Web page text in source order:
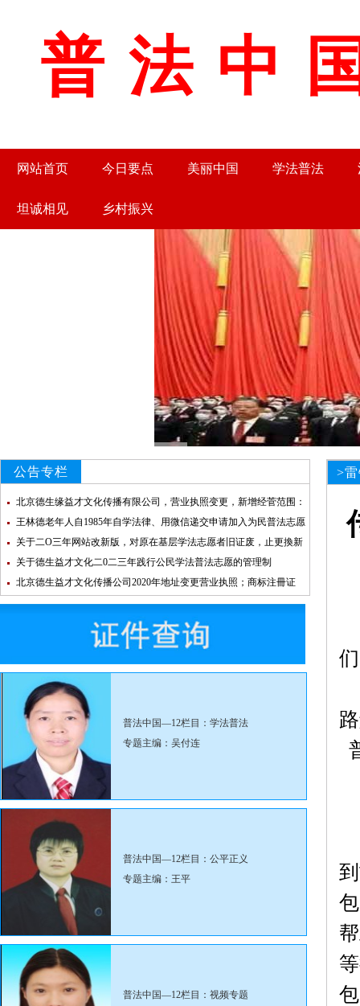
普法中
网站首页 今日要点 美丽中国 学法普法
坦诚相见 乡村振兴
公告专栏
北京德生缘益才文化传播有限公司，营业执照变更，新增经菅范围：
王林德老年人自1985年自学法律、用微信递交申请加入为民普法志愿
关于二O三年网站改新版，对原在基层学法志愿者旧证废，止更換新
关于德生益才文化二0二三年践行公民学法普法志愿的管理制
北京德生益才文化传播公司2020年地址变更营业执照；商标注冊证
（国际分类45；35；3）德生益才文化登记信息；
普法中国—12栏目：学法普法
专题主编：吴付连
普法中国—12栏目：公平正义
专题主编：王平
普法中国—12栏目：视频专题
>